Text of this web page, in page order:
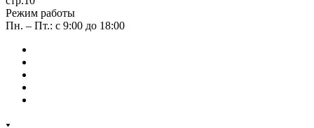
Режим работы
Пн. – Пт.: с 9:00 до 18:00